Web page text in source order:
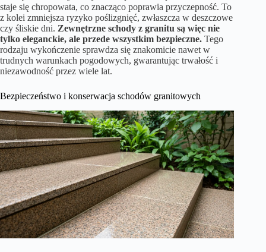
staje się chropowata, co znacząco poprawia przyczepność. To
z kolei zmniejsza ryzyko poślizgnięć, zwłaszcza w deszczowe
czy śliskie dni. Zewnętrzne schody z granitu są więc nie
tylko eleganckie, ale przede wszystkim bezpieczne. Tego
rodzaju wykończenie sprawdza się znakomicie nawet w
trudnych warunkach pogodowych, gwarantując trwałość i
niezawodność przez wiele lat.
Bezpieczeństwo i konserwacja schodów granitowych